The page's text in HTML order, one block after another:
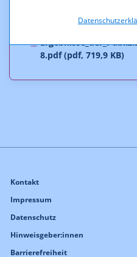
Downloads
8.pdf (pdf, 719,9 KB)
Kontakt
Impressum
Datenschutz
Hinweisgeber:innen
Barrierefreiheit